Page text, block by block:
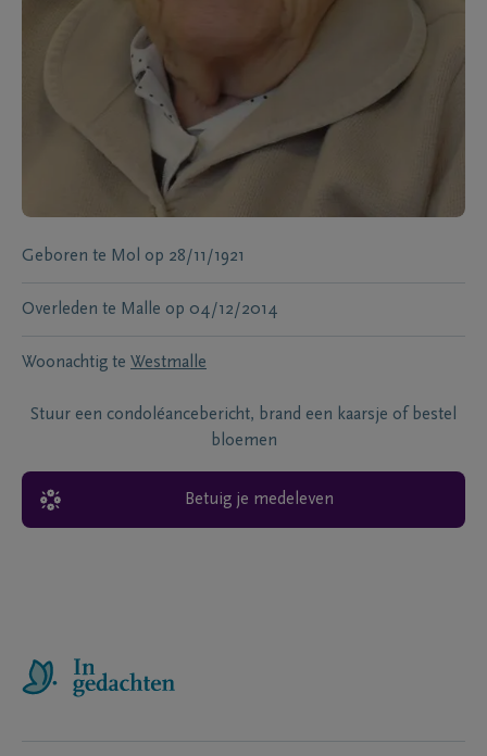
Geboren te Mol op 28/11/1921
Overleden te Malle op 04/12/2014
Woonachtig te Westmalle
Stuur een condoléancebericht, brand een kaarsje of bestel
bloemen
Betuig je medeleven